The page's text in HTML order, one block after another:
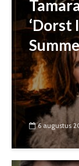
‘Dorst
6 augustus